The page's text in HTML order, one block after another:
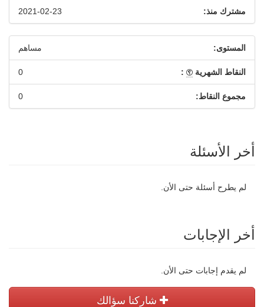
مشترك منذ: 2021-02-23
المستوى: مساهم
النقاط الشهرية :
0
مجموع النقاط: 0
أخر الأسئلة
لم يطرح أسئلة حتى الأن.
أخر الإجابات
لم يقدم إجابات حتى الأن.
شاركنا سؤالك